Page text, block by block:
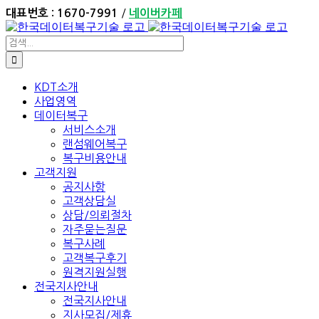
Skip
to
content
대표번호 : 1670-7991 / 네이버카페
검
색:
KDT소개
사업영역
데이터복구
서비스소개
랜섬웨어복구
복구비용안내
고객지원
공지사항
고객상담실
상담/의뢰절차
자주묻는질문
복구사례
고객복구후기
원격지원실행
전국지사안내
전국지사안내
지사모집/제휴